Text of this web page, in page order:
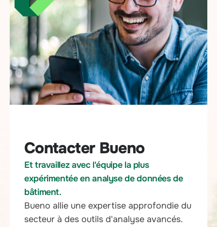
Contacter Bueno
Et travaillez avec l'équipe la plus
expérimentée en analyse de données de
bâtiment.
Bueno allie une expertise approfondie du
secteur à des outils d'analyse avancés.